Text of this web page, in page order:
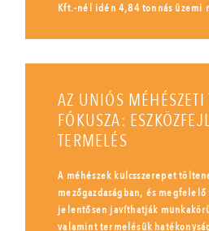
Kft.-nél idén 4,84 tonnás üzemi
AZ UNIÓS MÉHÉSZETI
FÓKUSZA:
TERMELÉS
A méhészek kulcsszerepet
mezőgazdaságban, és megfelelő
jelentősen javíthatják
valamint termelésük